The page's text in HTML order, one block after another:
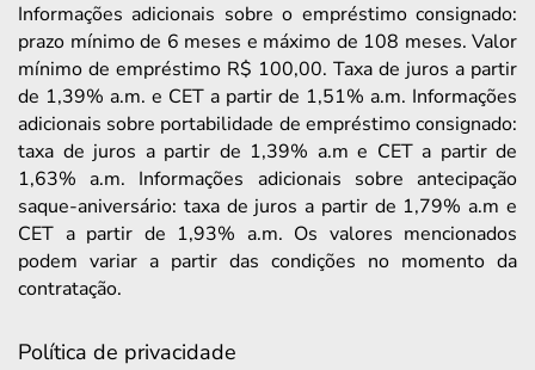
Informações adicionais sobre o empréstimo consignado:
prazo mínimo de 6 meses e máximo de 108 meses. Valor
mínimo de empréstimo R$ 100,00. Taxa de juros a partir
de 1,39% a.m. e CET a partir de 1,51% a.m. Informações
adicionais sobre portabilidade de empréstimo consignado:
taxa de juros a partir de 1,39% a.m e CET a partir de
1,63% a.m. Informações adicionais sobre antecipação
saque-aniversário: taxa de juros a partir de 1,79% a.m e
CET a partir de 1,93% a.m. Os valores mencionados
podem variar a partir das condições no momento da
contratação.
Política de privacidade